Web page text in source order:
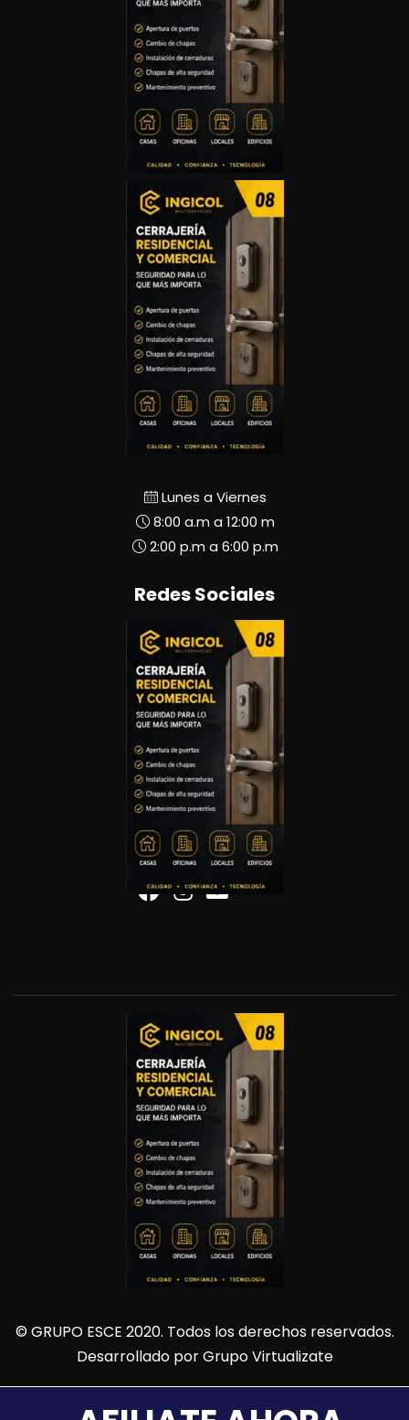
Lunes a Viernes
8:00 a.m a 12:00 m
2:00 p.m a 6:00 p.m
Redes Sociales
© GRUPO ESCE 2020. Todos los derechos reservados.
Desarrollado porGrupo Virtualizate